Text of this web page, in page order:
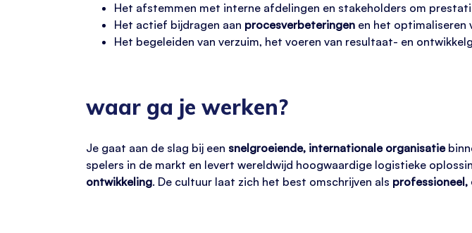
Het afstemmen met interne afdelingen en stakeholders om
Het actief bijdragen aan procesverbeteringen en het optimaliseren
Het begeleiden van verzuim, het voeren van resultaat- en
waar ga je werken?
Je gaat aan de slag bij een snelgroeiende, internationale organisatie
spelers in de markt en levert wereldwijd hoogwaardige logistieke
ontwikkeling. De cultuur laat zich het best omschrijven als professioneel,